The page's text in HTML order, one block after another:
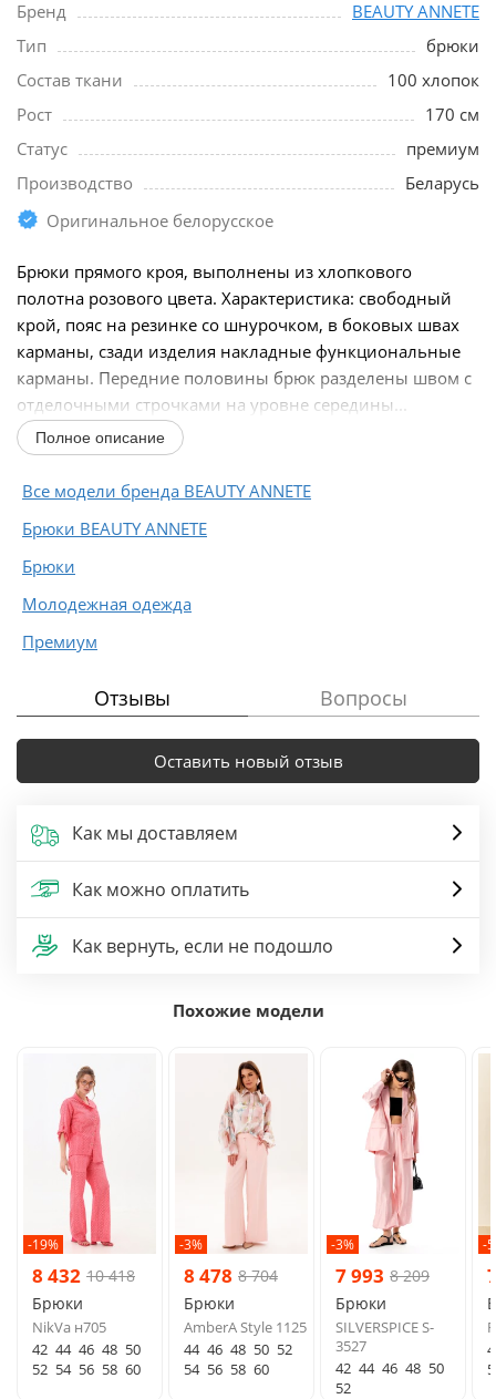
Бренд
BEAUTY ANNETE
Тип
брюки
Состав ткани
100 хлопок
Рост
170 см
Статус
премиум
Производство
Беларусь
Оригинальное белорусское
Брюки прямого кроя, выполнены из хлопкового
полотна розового цвета. Характеристика: свободный
крой, пояс на резинке со шнурочком, в боковых швах
карманы, сзади изделия накладные функциональные
карманы. Передние половины брюк разделены швом с
отделочными строчками на уровне середины...
Полное описание
Все модели бренда BEAUTY ANNETE
Брюки BEAUTY ANNETE
Брюки
Молодежная одежда
Премиум
Отзывы Вопросы
Оставить новый отзыв
Как мы доставляем
Как можно оплатить
Как вернуть, если не подошло
Похожие модели
-19%
8 432 10 418
Брюки
NikVa н705
42 44 46 48 50
52 54 56 58 60
-3%
8 478 8 704
Брюки
AmberA Style 1125
44 46 48 50 52
54 56 58 60
-3%
7 993 8 209
Брюки
SILVERSPICE S-
3527
42 44 46 48 50
52
-